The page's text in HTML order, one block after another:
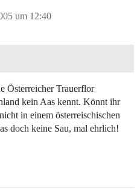
um 12:40
Österreicher Trauerflor
kein Aas kennt. Könnt ihr
in einem österreischischen
doch keine Sau, mal ehrlich!